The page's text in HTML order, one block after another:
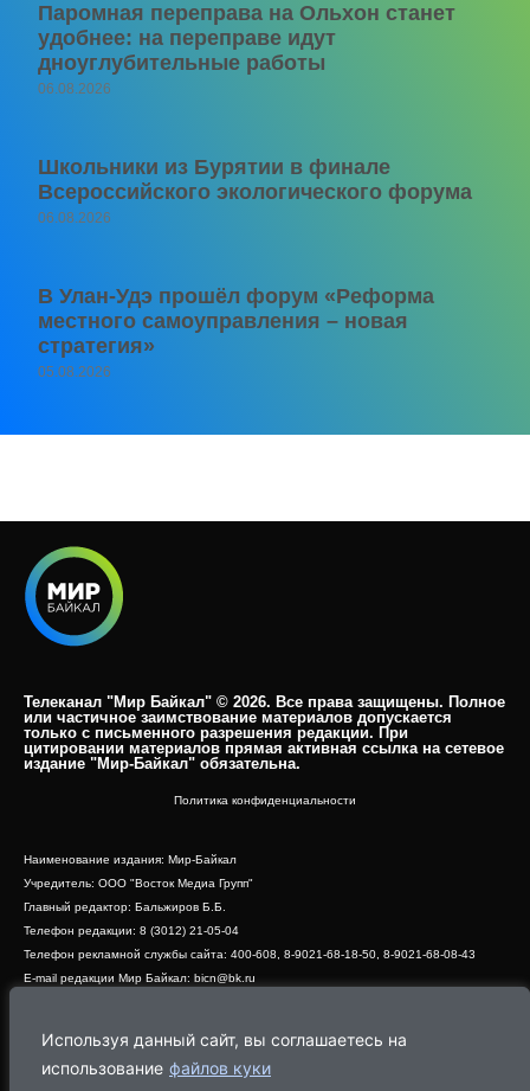
Используя данный сайт, вы соглашаетесь на
использование файлов куки
Паромная переправа на Ольхон станет
удобнее: на переправе идут
дноуглубительные работы
06.08.2026
Школьники из Бурятии в финале
Всероссийского экологического форума
06.08.2026
В Улан-Удэ прошёл форум «Реформа
местного самоуправления – новая
стратегия»
05.08.2026
Телеканал "Мир Байкал" © 2026. Все права защищены. Полное
или частичное заимствование материалов допускается
только с письменного разрешения редакции. При
цитировании материалов прямая активная ссылка на сетевое
издание "Мир-Байкал" обязательна.​
Политика конфиденциальности
Наименование издания: Мир-Байкал
Учредитель: ООО "Восток Медиа Групп"
Главный редактор: Бальжиров Б.Б.
Телефон редакции: 8 (3012) 21-05-04
Телефон рекламной службы сайта: 400-608, 8-9021-68-18-50, 8-9021-68-08-43
E-mail редакции Мир Байкал: bicn@bk.ru
Адрес редакции: 670000, г. Улан-Удэ, ул. Профсоюзная, дом 44, офис 1